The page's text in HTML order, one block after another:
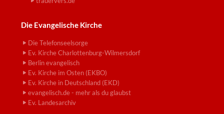
Die Evangelische Kirche
Die Telefonseelsorge
Ev. Kirche Charlottenburg-Wilmersdorf
Berlin evangelisch
Ev. Kirche im Osten (EKBO)
Ev. Kirche in Deutschland (EKD)
evangelisch.de - mehr als du glaubst
Ev. Landesarchiv